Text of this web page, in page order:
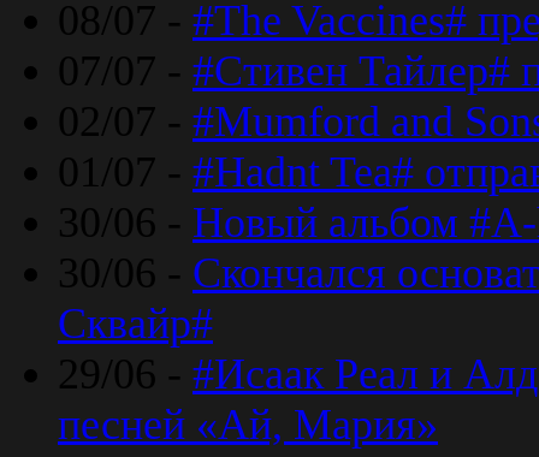
08/07 - #The Vaccines#
07/07 - #Стивен Тайлер#
02/07 - #Mumford and
01/07 - #Hadnt Tea#
30/06 - Новый альбом #A-
30/06 - Скончался
Сквайр#
29/06 - #Исаак Реал и
песней «Ай, Мария»